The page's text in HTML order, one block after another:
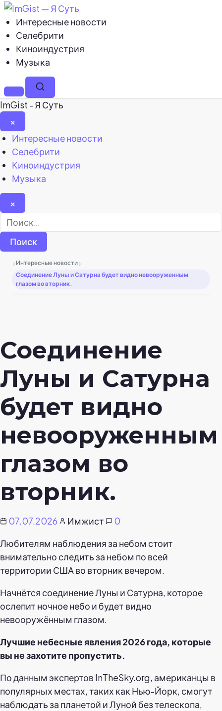
Интересные новости
Селебрити
Киноиндустрия
Музыка
МенюПоиск
ImGist - Я Суть
×
Закрыть
меню
Интересные новости
Селебрити
Киноиндустрия
Музыка
×
Найти:
› Интересные новости ›
Соединение Луны и Сатурна будет видно невооруженным
глазом во вторник.
Соединение
Луны и Сатурна
будет видно
невооруженным
глазом во
вторник.
07.07.2026 Имжист
0
Любителям наблюдения за небом стоит
внимательно следить за небом по всей
территории США во вторник вечером.
Начнётся соединение Луны и Сатурна, которое
ослепит ночное небо и будет видно
невооружённым глазом.
Лучшие небесные явления 2026 года, которые
вы не захотите пропустить.
По данным экспертов InTheSky.org, американцы в
популярных местах, таких как Нью-Йорк, смогут
наблюдать за планетой и Луной без телескопа,